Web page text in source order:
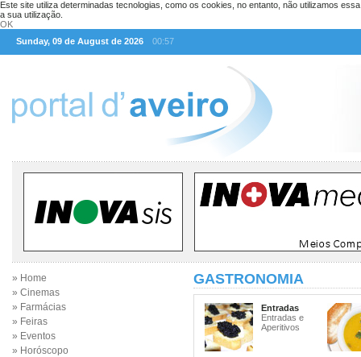
Este site utiliza determinadas tecnologias, como os cookies, no entanto, não utilizamos
a sua utilização.
OK
Sunday, 09 de August de 2026
00:57
» Home
» Cinemas
» Farmácias
» Feiras
» Eventos
» Horóscopo
GASTRONOMIA
Entradas
Entradas e
Aperitivos